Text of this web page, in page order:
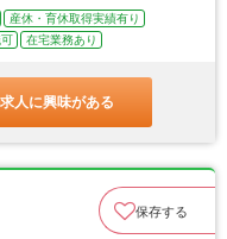
産休・育休取得実績有り
在宅業務あり
人に興味がある
保存する